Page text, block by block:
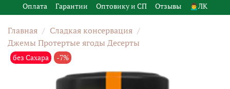
Оплата
Гарантии Оптовику и СП Отзывы 🙍‍♂️ЛК
Главная
Сладкая консервация
Джемы Протертые ягоды Десерты
без Сахара -7%